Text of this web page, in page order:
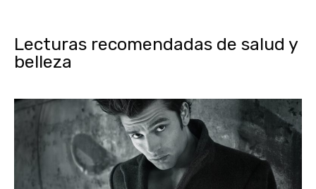
Lecturas recomendadas de salud y
belleza